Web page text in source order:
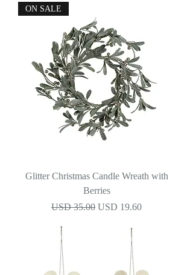
ON SALE
Glitter Christmas Candle Wreath with
Berries
Precio
USD 35.00 Precio de oferta
USD 19.60